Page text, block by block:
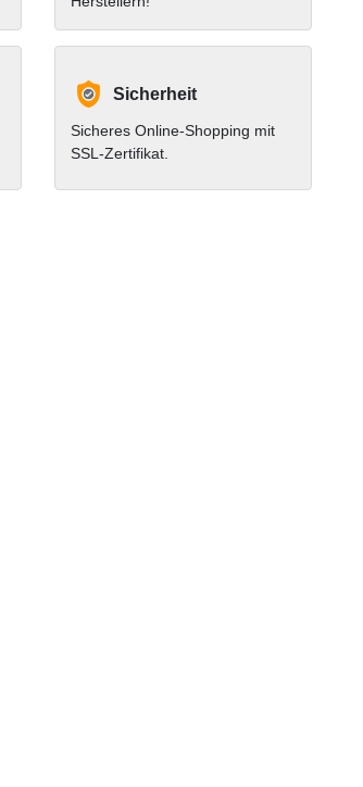
Sicherheit
Sicheres Online-Shopping mit
SSL-Zertifikat.